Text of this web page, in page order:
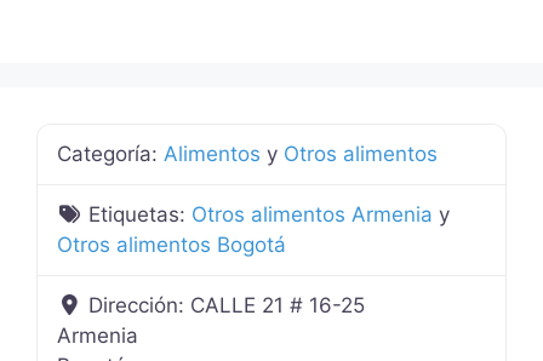
Categoría: Alimentos y Otros alimentos
Etiquetas: Otros alimentos Armenia y
Otros alimentos Bogotá
Dirección: CALLE 21 # 16-25
Armenia